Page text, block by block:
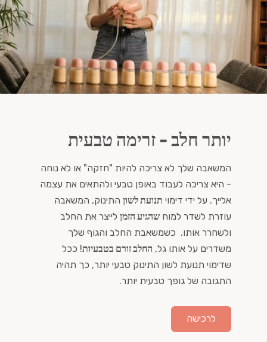
יותר חלב - זרימה טבעית
המשאבה שלך לא צריכה להיות "חזקה" או לא נוחה
- היא צריכה לעבוד באופן טבעי ולהתאים את עצמה
אלייך. על ידי דימוי תנועת לשון התינוק, המשאבה
עוזרת לשדר למוח שהגיע הזמן לייצר את החלב
ולשחרר אותו. כשמשאבת החלב והגוף שלך
משדרים על אותו גל, החלב זורם בטבעיות! ככל
שדימוי תנועת לשון התינוק טבעי יותר, כך תהיה
התגובה של גופך טבעית יותר.
לרכישה